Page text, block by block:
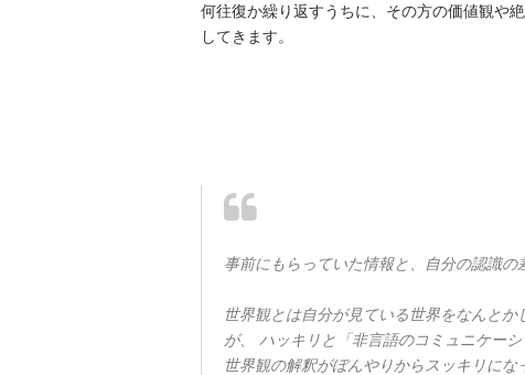
何往復か繰り返すうちに、その方の価値観や
してきます。
事前にもらっていた情報と、自分の認識の
世界観とは自分が見ている世界をなんと
が、 ハッキリと「非言語のコミュニケー
世界観の解釈がぼんやりからスッキリに